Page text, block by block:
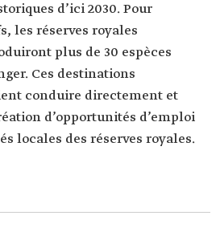
d’ici 2030. Pour
les réserves royales
plus de 30 espèces
Ces destinations
conduire directement et
d’opportunités d’emploi
locales des réserves royales.